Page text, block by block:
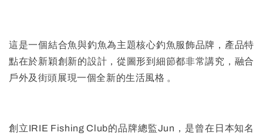
這是一個結合魚與釣魚為主題核心釣魚服飾品牌，產品特
點在於新穎創新的設計，從圖形到細節都非常講究，融合
戶外及街頭展現一個全新的生活風格 。
創立IRIE Fishing Club的品牌總監Jun，是曾在日本知名